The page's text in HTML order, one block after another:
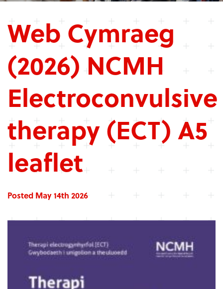
Web Cymraeg
(2026) NCMH
Electroconvulsive
therapy (ECT) A5
leaflet
Posted May 14th 2026